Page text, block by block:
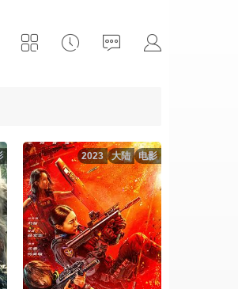
电影
大陆
2023